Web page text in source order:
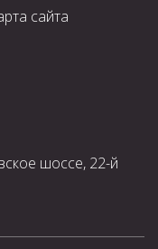
сайта
шоссе, 22-й